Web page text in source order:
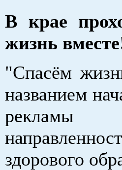
В крае
жизнь
"Спасём
названием
рекламы
здорового